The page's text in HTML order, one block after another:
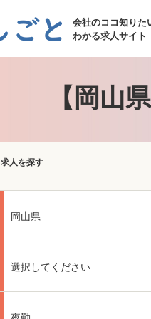
会社のココ知りた
わかる求人サイト
【岡山
求人を探す
岡山県
選択してください